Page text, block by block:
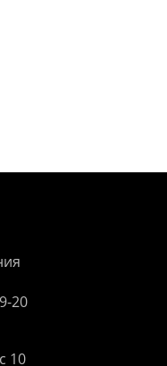
20
10